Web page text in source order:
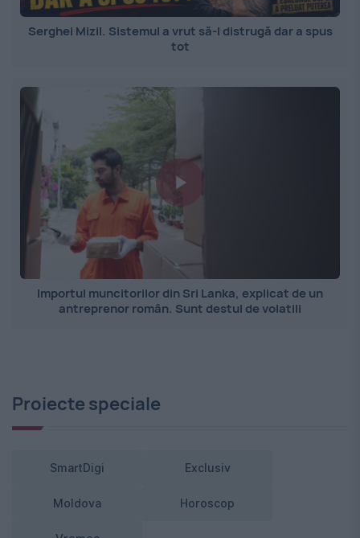
Serghei Mizil. Sistemul a vrut să-l distrugă dar a spus
tot
Importul muncitorilor din Sri Lanka, explicat de un
antreprenor român. Sunt destul de volatili
Proiecte speciale
SmartDigi Exclusiv
Moldova Horoscop